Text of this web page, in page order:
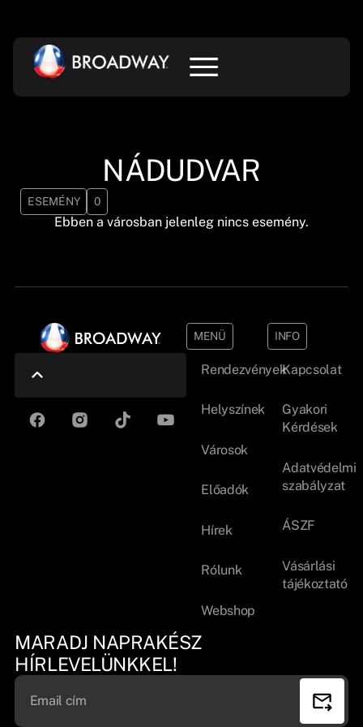
NÁDUDVAR
ESEMÉNY 0
Ebben a városban jelenleg nincs esemény.
MENÜ
Rendezvények
Helyszínek
Városok
Előadók
Hírek
Rólunk
Webshop
INFO
Kapcsolat
Gyakori
Kérdések
Adatvédelmi
szabályzat
ÁSZF
Vásárlási
tájékoztató
MARADJ NAPRAKÉSZ
HÍRLEVELÜNKKEL!